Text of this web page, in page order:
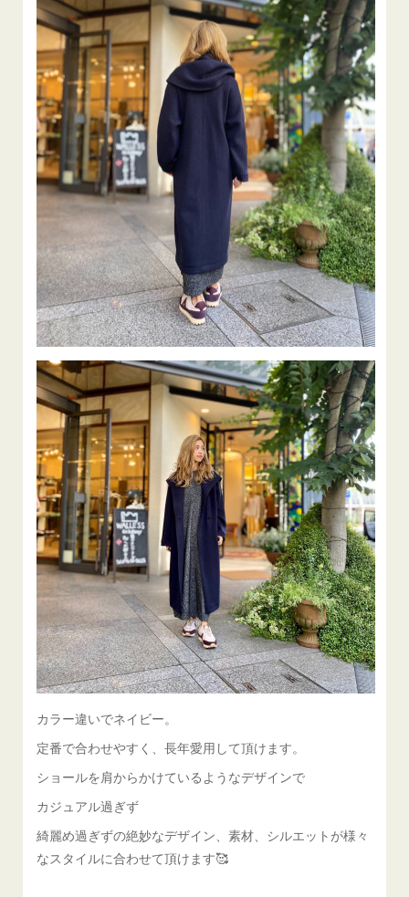
カラー違いでネイビー。
定番で合わせやすく、長年愛用して頂けます。
ショールを肩からかけているようなデザインで
カジュアル過ぎず
綺麗め過ぎずの絶妙なデザイン、素材、シルエットが様々
なスタイルに合わせて頂けます🥰